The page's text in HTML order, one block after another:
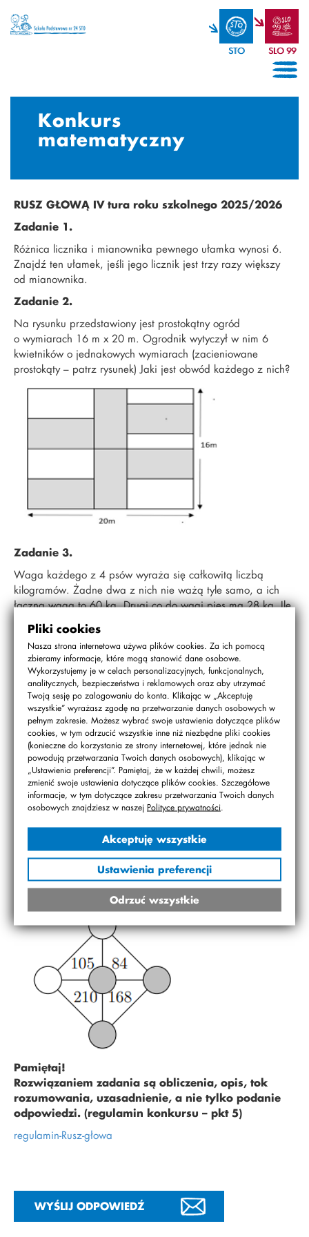
Pliki cookies
Nasza strona internetowa używa plików cookies. Za ich pomocą
zbieramy informacje, które mogą stanowić dane osobowe.
Wykorzystujemy je w celach personalizacyjnych, funkcjonalnych,
analitycznych, bezpieczeństwa i reklamowych oraz aby utrzymać
Twoją sesję po zalogowaniu do konta. Klikając w „Akceptuję
wszystkie” wyrażasz zgodę na przetwarzanie danych osobowych w
pełnym zakresie. Możesz wybrać swoje ustawienia dotyczące plików
cookies, w tym odrzucić wszystkie inne niż niezbędne pliki cookies
(konieczne do korzystania ze strony internetowej, które jednak nie
powodują przetwarzania Twoich danych osobowych), klikając w
„Ustawienia preferencji”. Pamiętaj, że w każdej chwili, możesz
zmienić swoje ustawienia dotyczące plików cookies. Szczegółowe
informacje, w tym dotyczące zakresu przetwarzania Twoich danych
osobowych znajdziesz w naszej Polityce prywatności
Akceptuję wszystkie
Ustawienia preferencji
Odrzuć wszystkie
STO SLO 99
Konkurs
matematyczny
RUSZ GŁOWĄ IV tura roku szkolnego 2025/2026
Zadanie 1.
Różnica licznika i mianownika pewnego ułamka wynosi 6.
Znajdź ten ułamek, jeśli jego licznik jest trzy razy większy
od mianownika.
Zadanie 2.
Na rysunku przedstawiony jest prostokątny ogród
o wymiarach 16 m x 20 m. Ogrodnik wytyczył w nim 6
kwietników o jednakowych wymiarach (zacieniowane
prostokąty – patrz rysunek) Jaki jest obwód każdego z nich?
Zadanie 3.
Waga każdego z 4 psów wyraża się całkowitą liczbą
kilogramów. Żadne dwa z nich nie ważą tyle samo, a ich
łączna waga to 60 kg. Drugi co do wagi pies ma 28 kg. Ile
waży trzeci pod względem wagi pies?
Zadanie 4.
Za 9 lat Sławek będzie miał 4 razy więcej lat niż miał 3 lata
temu. Ile lat miał Sławek trzy lata temu?
Zadanie 5.
Grupa pięciu szachistów zorganizowała rozgrywki,
w których każdy miał zagrać z każdym jedna partię.
Postanowiono rozgrywać jedną partię dziennie.
Czy wszystkie spotkania odbędą się w ciągu tygodnia?
W odpowiedzi podaj, ile dni będą trwać rozgrywki?
Odpowiedź uzasadnij.
Zadanie 6.
Liczby: 3, 4, 5, 6, 7 należy umieścić w pięciu kółkach
na rysunku obok w taki sposób, aby liczba wewnątrz
każdego trójkąta była iloczynem trzech liczb na jego
wierzchołkach. Jaka jest suma trzech liczb w zacieniowanych
Pamiętaj!
Rozwiązaniem zadania są obliczenia, opis, tok
rozumowania, uzasadnienie, a nie tylko podanie
odpowiedzi. (regulamin konkursu – pkt 5)
regulamin-Rusz-głowa
WYŚLIJ ODPOWIEDŹ